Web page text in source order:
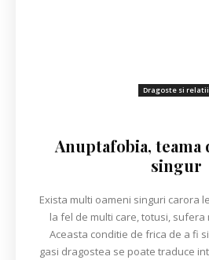
Dragoste si relatii
Anuptafobia, teama
singur
Exista multi oameni singuri carora
la fel de multi care, totusi, sufera
Aceasta conditie de frica de a fi
gasi dragostea se poate traduce